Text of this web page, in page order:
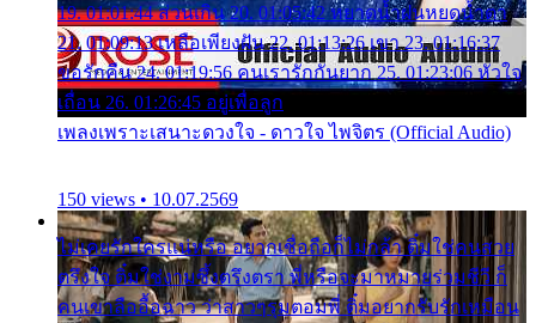
19. 01:01:44 ส่วนเกิน 20. 01:05:42 หยาดน้ำฝนหยดน้ำตา
21. 01:09:13 เหลือเพียงฝัน 22. 01:13:26 เขา 23. 01:16:37
ขอรักคืน 24. 01:19:56 คนเรารักกันยาก 25. 01:23:06 หัวใจ
เถื่อน 26. 01:26:45 อยู่เพื่อลูก
เพลงเพราะเสนาะดวงใจ - ดาวใจ ไพจิตร (Official Audio)
150 views • 10.07.2569
ไม่เคยรักใครแน่หรือ อยากเชื่อถือก็ไม่กล้า ติ๋มใช่คนสวย
ตรึงใจ ติ๋มใช่งามซึ้งตรึงตรา พี่หรือจะมาหมายร่วมชีวี ก็
คนเขาลืออื้อฉาว ว่าสาวๆรุมตอมพี่ ติ๋มอยากรับรักเหมือน